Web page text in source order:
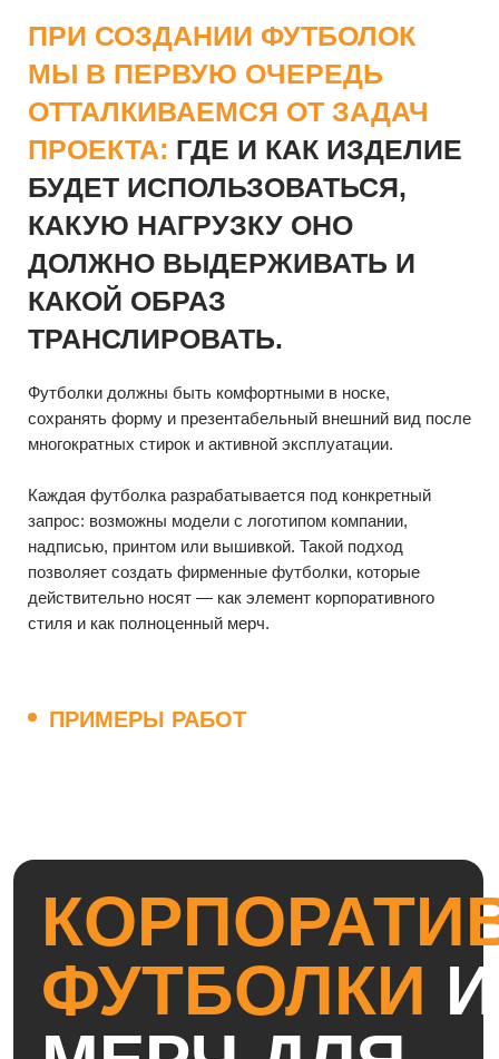
Футболки должны быть комфортными в носке,
сохранять форму и презентабельный внешний вид после
многократных стирок и активной эксплуатации.
Каждая футболка разрабатывается под конкретный
запрос: возможны модели с логотипом компании,
надписью, принтом или вышивкой. Такой подход
позволяет создать фирменные футболки, которые
действительно носят — как элемент корпоративного
стиля и как полноценный мерч.
ПРИМЕРЫ РАБОТ
ФУТБОЛКИИ
МЕРЧ ДЛЯ
КОМПАНИЙ И
внутренних проектов. Они используются в офисе, на
возраста, легко комбинируются с другой одеждой и
поэтому корпоративные футболки для сотрудников
компании часто становятся основой фирменного
гардероба и мерча для клиентов.
Футболка для мерча работает как носитель бренда
каждый день — логотип, фирменная графика или
усиливая узнаваемость и доверие к компании.